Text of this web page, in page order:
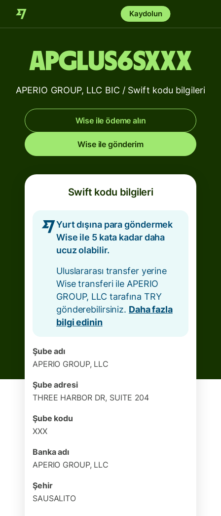
Kaydolun
APGLUS6SXXX
APERIO GROUP, LLC BIC / Swift kodu bilgileri
Wise ile ödeme alın
Wise ile gönderim
Swift kodu bilgileri
Yurt dışına para göndermek
Wise ile 5 kata kadar daha
ucuz olabilir.
Uluslararası transfer yerine
Wise transferi ile APERIO
GROUP, LLC tarafına TRY
gönderebilirsiniz. Daha fazla
bilgi edinin
Şube adı
APERIO GROUP, LLC
Şube adresi
THREE HARBOR DR, SUITE 204
Şube kodu
XXX
Banka adı
APERIO GROUP, LLC
Şehir
SAUSALITO